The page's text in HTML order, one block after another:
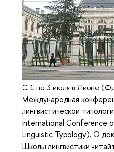
С 1 по 3 июля в Лионе
Международная
лингвистической
International Conference
Linguistic Typology). О
Школы лингвистики